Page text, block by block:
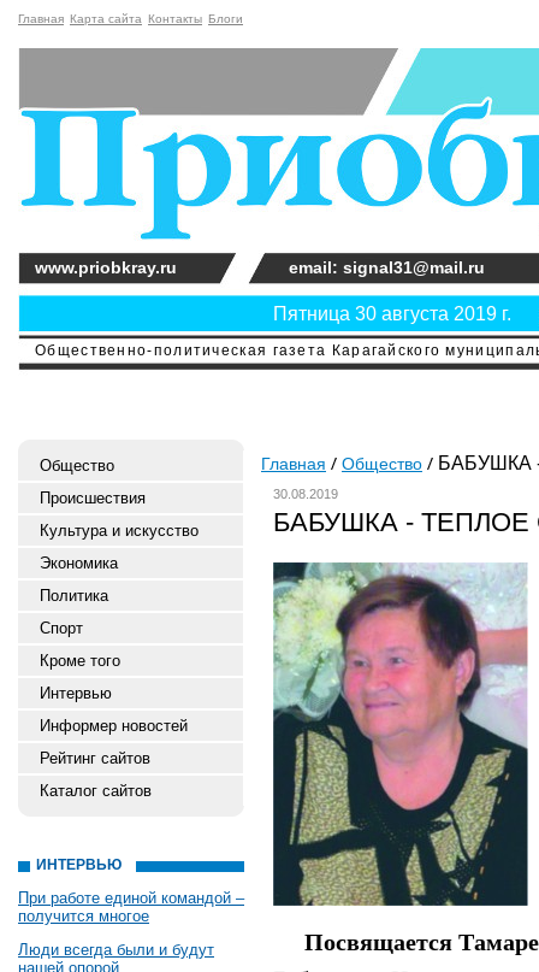
Главная Карта сайта Контакты Блоги
Общественно-политическая газета Карагайского
Пятница 30 августа 2019 г.
www.priobkray.ru email: signal31@mail.ru
Общество
Происшествия
Культура и искусство
Экономика
Политика
Спорт
Кроме того
Интервью
Информер новостей
Рейтинг сайтов
Каталог сайтов
ИНТЕРВЬЮ
При работе единой командой –
получится многое
Люди всегда были и будут
нашей опорой
Главная Общество БАБУШКА
30.08.2019
БАБУШКА -
Посвящается